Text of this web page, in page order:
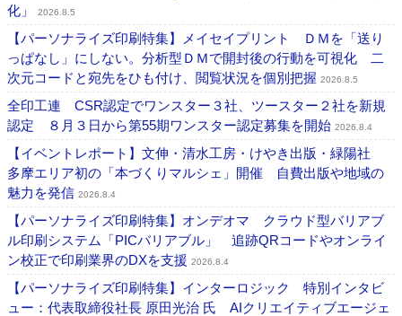
化」
2026.8.5
【パーソナライズ印刷特集】メイセイプリント ＤＭを「送り
っぱなし」にしない。分析型ＤＭで開封後の行動を可視化 二
次元コードと宛先をひも付け、閲覧状況を個別把握 2026.8.5
全印工連 CSR認定でワンスター３社、ツースター２社を新規
認定 ８月３日から第55期ワンスター認定募集を開始 2026.8.4
【イベントレポート】文伸・清水工房・けやき出版・緑陽社
多摩エリア初の「本づくりマルシェ」開催 自費出版や地域の
魅力を発信 2026.8.4
【パーソナライズ印刷特集】オンデオマ クラウド型バリアブ
ル印刷システム「PICバリアブル」 追跡QRコードやオンライ
ン校正で印刷業界のDXを支援 2026.8.4
【パーソナライズ印刷特集】インターロジック 特別インタビ
ュー：代表取締役社長 原田光治 氏 AIクリエイティブエージェ